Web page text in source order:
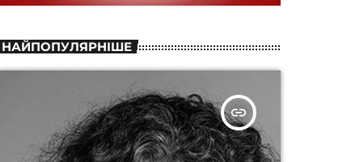
НАЙПОПУЛЯРНІШЕ
insert_link